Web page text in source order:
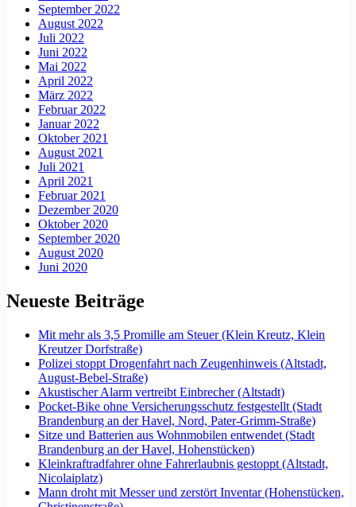
September 2022
August 2022
Juli 2022
Juni 2022
Mai 2022
April 2022
März 2022
Februar 2022
Januar 2022
Oktober 2021
August 2021
Juli 2021
April 2021
Februar 2021
Dezember 2020
Oktober 2020
September 2020
August 2020
Juni 2020
Neueste Beiträge
Mit mehr als 3,5 Promille am Steuer (Klein Kreutz, Klein
Kreutzer Dorfstraße)
Polizei stoppt Drogenfahrt nach Zeugenhinweis (Altstadt,
August-Bebel-Straße)
Akustischer Alarm vertreibt Einbrecher (Altstadt)
Pocket-Bike ohne Versicherungsschutz festgestellt (Stadt
Brandenburg an der Havel, Nord, Pater-Grimm-Straße)
Sitze und Batterien aus Wohnmobilen entwendet (Stadt
Brandenburg an der Havel, Hohenstücken)
Kleinkraftradfahrer ohne Fahrerlaubnis gestoppt (Altstadt,
Nicolaiplatz)
Mann droht mit Messer und zerstört Inventar (Hohenstücken,